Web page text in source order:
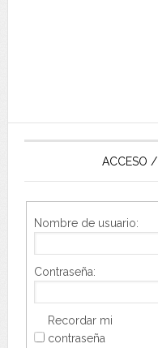
ACCESO
Nombre de usuario:
Contraseña:
Recordar mi
contraseña